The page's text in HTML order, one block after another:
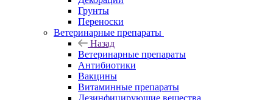
Грунты
Переноски
Ветеринарные препараты
Назад
Ветеринарные препараты
Антибиотики
Вакцины
Витаминные препараты
Дезинфицирующие вещества